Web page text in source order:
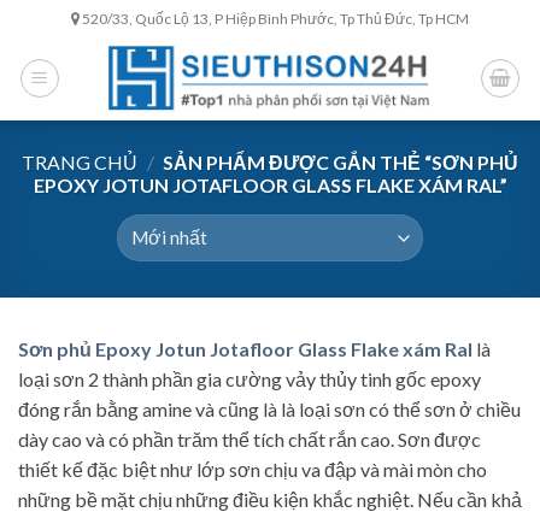
content
520/33, Quốc Lộ 13, P Hiệp Bình Phước, Tp Thủ Đức, Tp HCM
TRANG CHỦ / SẢN PHẨM ĐƯỢC GẮN THẺ “SƠN PHỦ
EPOXY JOTUN JOTAFLOOR GLASS FLAKE XÁM RAL”
Sơn phủ Epoxy Jotun Jotafloor Glass Flake xám Ral là
loại sơn 2 thành phần gia cường vảy thủy tinh gốc epoxy
đóng rắn bằng amine và cũng là là loại sơn có thể sơn ở chiều
dày cao và có phần trăm thể tích chất rắn cao. Sơn được
thiết kế đặc biệt như lớp sơn chịu va đập và mài mòn cho
những bề mặt chịu những điều kiện khắc nghiệt. Nếu cần khả